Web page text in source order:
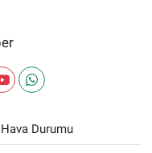
Hava Durumu